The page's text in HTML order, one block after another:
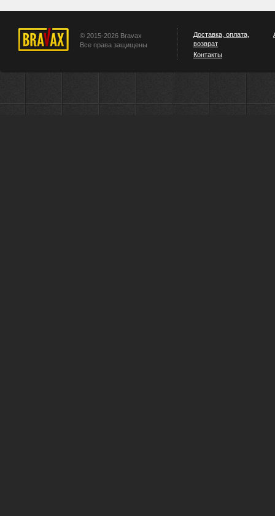
© 2015-2026 Bravax
Все права защищены
Доставка, оплата,
возврат
Контакты